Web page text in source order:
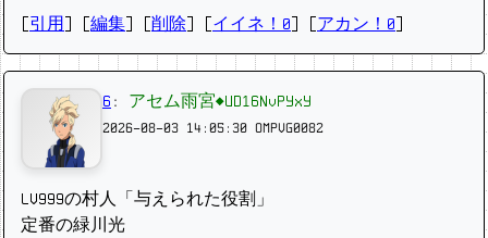
引用 編集 削除 イイネ！0 アカン！0
6 : アセム雨宮◆UD16NvPYxY
2026-08-03 14:05:30 OMPVG0082
LV999の村人「与えられた役割」
定番の緑川光